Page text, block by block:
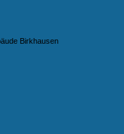
Birkhausen